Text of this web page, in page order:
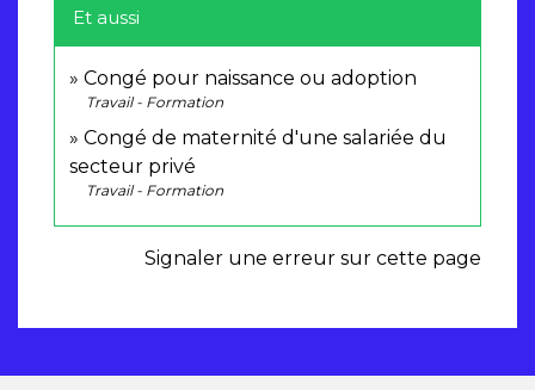
Et aussi
Congé pour naissance ou adoption
Travail - Formation
Congé de maternité d'une salariée du
secteur privé
Travail - Formation
Signaler une erreur sur cette page